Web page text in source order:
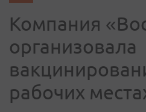
Компания
организовала
рабочих